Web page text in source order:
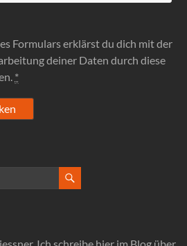
Formulars erklärst du dich mit der
deiner Daten durch diese
*